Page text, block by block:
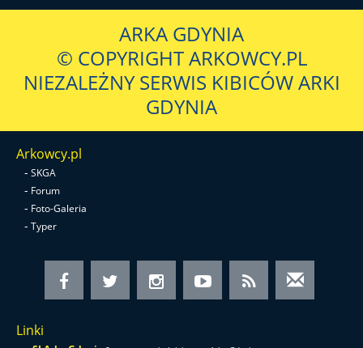
ARKA GDYNIA
© COPYRIGHT ARKOWCY.PL
NIEZALEŻNY SERWIS KIBICÓW ARKI
GDYNIA
Arkowcy.pl
- SKGA
- Forum
- Foto-Galeria
- Typer
Linki